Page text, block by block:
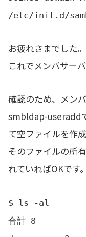
/etc/init.d/
お疲れさまでした。
これでメンバサー
確認のため、メン
smbldap-useradd
て空ファイルを作
そのファイルの所
れていればOKです。
$ ls -al
合計 8